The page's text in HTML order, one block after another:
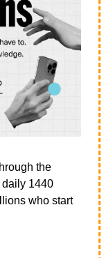
the
daily 1440
who start